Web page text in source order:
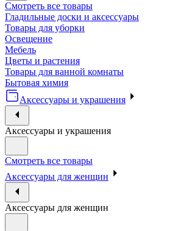
Смотреть все товары
Гладильные доски и аксессуары
Товары для уборки
Освещение
Мебель
Цветы и растения
Товары для ванной комнаты
Бытовая химия
Аксессуары и украшения
Аксессуары и украшения
Смотреть все товары
Аксессуары для женщин
Аксессуары для женщин